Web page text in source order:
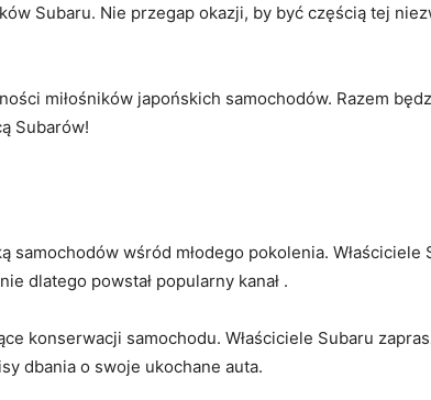
Subaru. Nie‍ przegap okazji, by być częścią tej
miłośników japońskich samochodów. Razem
Subarów!
wśród młodego ⁤pokolenia.‍ Właściciele​
dlatego powstał popularny kanał⁤ .
konserwacji samochodu. Właściciele ‍Subaru
dbania ⁣o‌ swoje ⁣ukochane‌ auta.